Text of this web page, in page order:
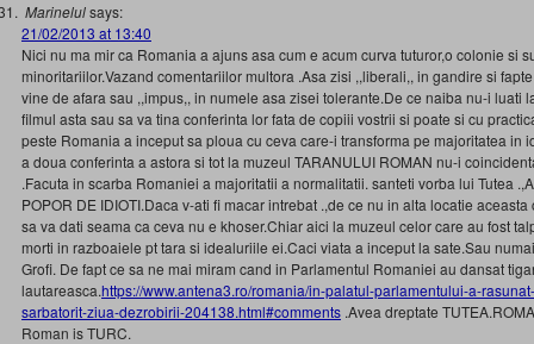
Marinelulsays:
21/02/2013 at 13:40
Nici nu ma mir ca Romania a ajuns asa cum e acum curva tuturor,o colonie si
minoritariilor.Vazand comentariilor multora .Asa zisi ,,liberali,, in gandire si
vine de afara sau ,,impus,, in numele asa zisei tolerante.De ce naiba nu-i luati
filmul asta sau sa va tina conferinta lor fata de copiii vostrii si poate si cu
peste Romania a inceput sa ploua cu ceva care-i transforma pe majoritatea in
a doua conferinta a astora si tot la muzeul TARANULUI ROMAN nu-i
.Facuta in scarba Romaniei a majoritatii a normalitatii. santeti vorba lui Tutea
POPOR DE IDIOTI.Daca v-ati fi macar intrebat .,de ce nu in alta locatie
sa va dati seama ca ceva nu e khoser.Chiar aici la muzeul celor care au fost
morti in razboaiele pt tara si idealuriile ei.Caci viata a inceput la sate.Sau
Grofi. De fapt ce sa ne mai miram cand in Parlamentul Romaniei au dansat
lautareasca.https://www.antena3.ro/romania/in-palatul-parlamentului-a-
sarbatorit-ziua-dezrobirii-204138.html#comments .Avea dreptate
Roman is TURC.